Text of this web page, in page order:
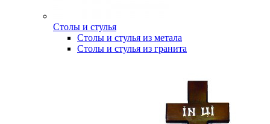
Столы и стулья
Столы и стулья из метала
Столы и стулья из гранита